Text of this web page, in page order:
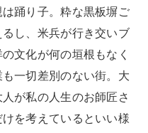
踊り子。粋な黒板塀ご
し、米兵が行き交いブ
文化が何の垣根もなく
一切差別のない街。大
が私の人生のお師匠さ
を考えているといい様